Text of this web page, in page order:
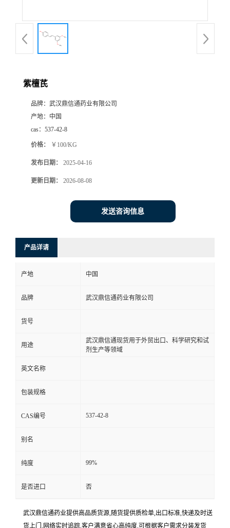
产
紫檀芪
品牌： 武汉鼎信通药业有限公司
产地： 中国
cas： 537-42-8
价格： ￥100/KG
发布日期： 2025-04-16
更新日期： 2026-08-08
发送咨询信息
产品详请
产地 中国
品牌 武汉鼎信通药业有限公司
货号
用途
武汉鼎信通现货用于外贸出口、科学研究和试
剂生产等领域
英文名称
包装规格
CAS编号 537-42-8
别名
纯度 99%
是否进口 否
武汉鼎信通药业提供高品质货源,随货提供质检单,出口标准,快递及时送
货上门,网络实时追踪,客户满意省心高纯度,可根据客户需求分装发货